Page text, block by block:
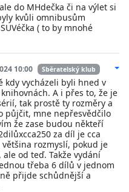
do MHdečka či na výlet si
kvůli omnibusům
( to by mnohé
10:00 Sběratelský klub
kdy vycházeli byli hned v
A i přes to, že je
tak prostě ty rozměry a
půjčit, mne nepřesvědčilo
že zase budou někteří
za díl je cca
většina rozmyslí, pokud je
od teď. Takže vydání
třeba 6 dílů v jednom
přijde schůdnější a